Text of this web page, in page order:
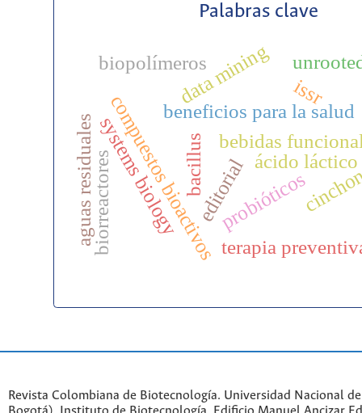
Palabras clave
editorial
bebidas
beneficios para la salud
compuestos bioactivos ácido láctico
probióticos
terapia
systems biology
data mining
bacillus
aguas residuales
issr
biopolímeros
biorreactores
Revista Colombiana de Biotecnología. Universidad Nacional